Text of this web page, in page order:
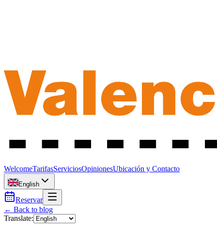
WelcomeTarifasServiciosOpinionesUbicación y Contacto
English
Reservar
← Back to blog
Translate: